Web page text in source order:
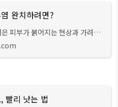
완치하려면?
피부가 붉어지는 현상과 가려움
고 호전되는 것을 반복해 많은 분
받아하는 질환입니다. 특히 지루
빨리 낫는 법